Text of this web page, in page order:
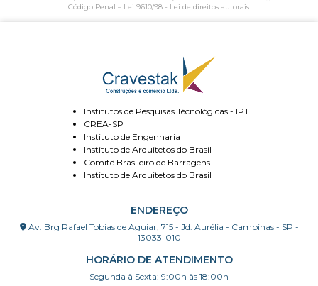
Código Penal – Lei 9610/98 - Lei de direitos autorais.
Institutos de Pesquisas Técnológicas - IPT
CREA-SP
Instituto de Engenharia
Instituto de Arquitetos do Brasil
Comitê Brasileiro de Barragens
Instituto de Arquitetos do Brasil
ENDEREÇO
Av. Brg Rafael Tobias de Aguiar, 715 - Jd. Aurélia - Campinas - SP -
13033-010
HORÁRIO DE ATENDIMENTO
Segunda à Sexta: 9:00h às 18:00h